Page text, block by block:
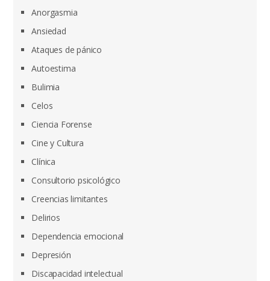
Anorgasmia
Ansiedad
Ataques de pánico
Autoestima
Bulimia
Celos
Ciencia Forense
Cine y Cultura
Clínica
Consultorio psicológico
Creencias limitantes
Delirios
Dependencia emocional
Depresión
Discapacidad intelectual